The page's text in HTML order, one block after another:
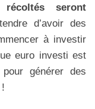
seront
d’avoir des
à investir
euro investi est
générer des